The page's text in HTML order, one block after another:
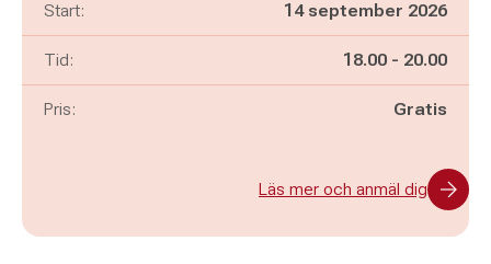
Start: 14 september 2026
Tid: Pågår mellan
18.00 - och
20.00
Pris: Gratis
Läs mer och anmäl dig